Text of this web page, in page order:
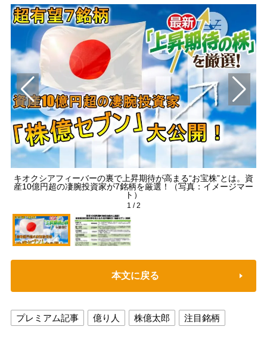
キオクシアフィーバーの裏で上昇期待が高まる“お宝株”とは。資
産10億円超の凄腕投資家が7銘柄を厳選！（写真：イメージマー
ト）
1 /2
本文に戻る
プレミアム記事 億り人 株億太郎 注目銘柄